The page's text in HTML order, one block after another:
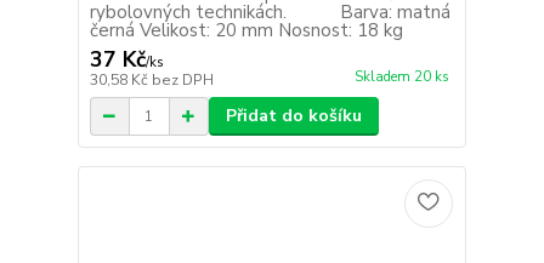
rybolovných technikách. Barva: matná
černá Velikost: 20 mm Nosnost: 18 kg
37 Kč/ks
30,58 Kč bez DPH Skladem 20 ks
Přidat do košíku